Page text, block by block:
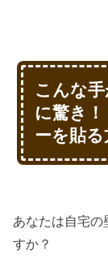
こんな
に驚き
ーを貼
あなたは自宅の
すか？